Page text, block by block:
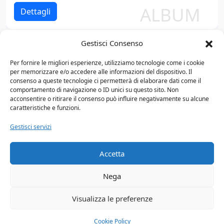
Gestisci Consenso
Per fornire le migliori esperienze, utilizziamo tecnologie come i cookie
per memorizzare e/o accedere alle informazioni del dispositivo. Il
consenso a queste tecnologie ci permetterà di elaborare dati come il
comportamento di navigazione o ID unici su questo sito. Non
acconsentire o ritirare il consenso può influire negativamente su alcune
caratteristiche e funzioni.
Gestisci servizi
Accetta
Nega
Visualizza le preferenze
Cookie Policy
Pop alternativo
Pop rock
Pop soul
Progressive rock
Punk rock
1969
1972
1973
1974
1975
Dettagli ALBUM
Dettagli
© 2026 dbMusic. Tutti i diritti riservati. -